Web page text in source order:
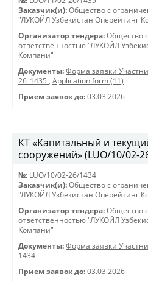
Заказчик(и): Общество с
"ЛУКОЙЛ Узбекистан Оперейтинг
Организатор тендера: Общество
ответственностью "ЛУКОЙЛ
Компани"
Документы: Форма заявки
26_1435 , Application form (11)
Прием заявок до: 03.03.2026
КТ «Капитальный и
сооружений» (LUO/10/02-
№: LUO/10/02-26/1434
Заказчик(и): Общество с
"ЛУКОЙЛ Узбекистан Оперейтинг
Организатор тендера: Общество
ответственностью "ЛУКОЙЛ
Компани"
Документы: Форма заявки
1434
Прием заявок до: 03.03.2026